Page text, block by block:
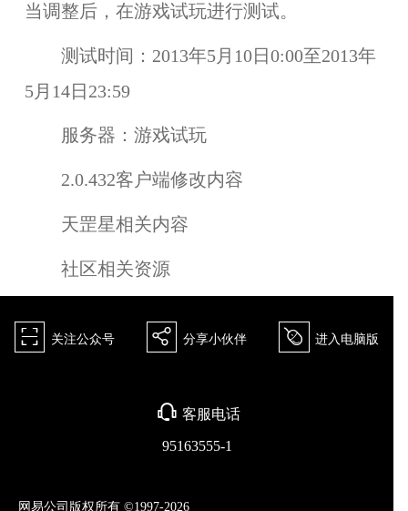
当调整后，在游戏试玩进行测试。
测试时间： 2013年5月10日0:00至2013年
5月14日23:59
服务器： 游戏试玩
2.0.432客户端修改内容
天罡星相关内容
社区相关资源
򰀁 关注公众号 򰀂 分享小伙伴 򰀄 进入电脑版
򰀃 客服电话
95163555-1
网易公司版权所有 ©1997-2026